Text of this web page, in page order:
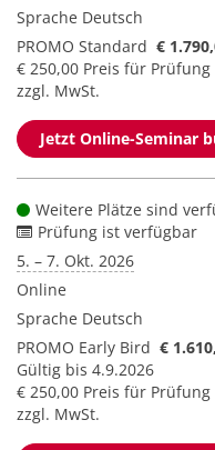
Sprache Deutsch
PROMO Standard €
€ 250,00 Preis für Prüfung
zzgl. MwSt.
Jetzt Online-Seminar
Weitere Plätze sind
Prüfung ist verfügbar
5. – 7. Okt. 2026
Online
Sprache Deutsch
PROMO Early Bird €
Gültig bis 4.9.2026
€ 250,00 Preis für Prüfung
zzgl. MwSt.